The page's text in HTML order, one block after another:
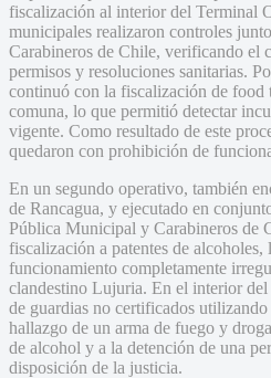
fiscalización al interior del Terminal
municipales realizaron controles
Carabineros de Chile, verificando el
permisos y resoluciones sanitarias.
continuó con la fiscalización de food
comuna, lo que permitió detectar
vigente. Como resultado de este
quedaron con prohibición de
En un segundo operativo, también
de Rancagua, y ejecutado en
Pública Municipal y Carabineros de
fiscalización a patentes de
funcionamiento completamente
clandestino Lujuria. En el interior del
de guardias no certificados utilizando
hallazgo de un arma de fuego y
de alcohol y a la detención de una
disposición de la justicia.